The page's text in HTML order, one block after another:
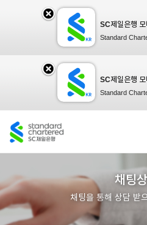
SC제일은행 모
Standard
제일
일뱅
SC제일은행 모
Standard
제일
모바
채팅
채팅을 통해 상담 받